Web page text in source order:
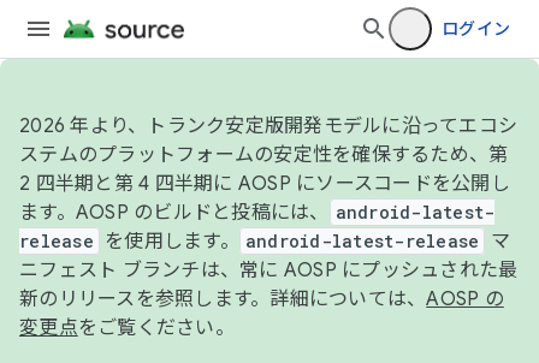
ログイン
2026 年より、トランク安定版開発モデルに沿ってエコシ
ステムのプラットフォームの安定性を確保するため、第
2 四半期と第 4 四半期に AOSP にソースコードを公開し
ます。AOSP のビルドと投稿には、
android-latest-
release
を使用します。 android-latest-release
マ
ニフェスト ブランチは、常に AOSP にプッシュされた最
新のリリースを参照します。詳細については、AOSP の
変更点をご覧ください。